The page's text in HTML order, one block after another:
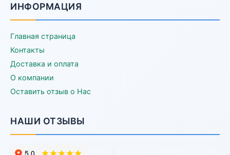
ИНФОРМАЦИЯ
Главная страница
Контакты
Доставка и оплата
О компании
Оставить отзыв о Нас
НАШИ ОТЗЫВЫ